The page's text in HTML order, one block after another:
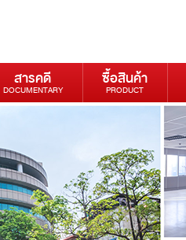
สารคดี
DOCUMENTARY
ซื้อสินค้า
PRODUCT